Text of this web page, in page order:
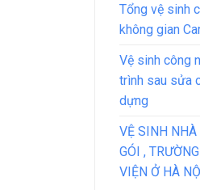
Tổng vệ sinh
không gian
Vệ sinh công
trình sau sửa
dựng
VỆ SINH NHÀ
GÓI ,
VIỆN Ở HÀ